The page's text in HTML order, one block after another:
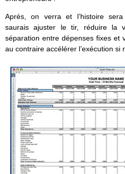
Après, on verra et l’histoire
saurais ajuster le tir, réduire la
séparation entre dépenses fixes et
au contraire accélérer l’exécution si